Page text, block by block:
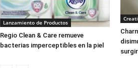
Lanzamiento de Productos
Regio Clean & Care remueve
bacterias imperceptibles en la piel